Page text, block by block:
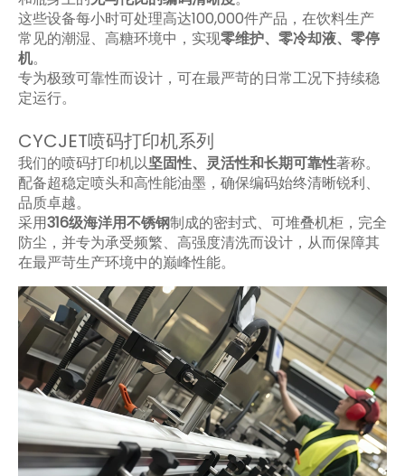
这些设备每小时可处理高达100,000件产品，在饮料生产
常见的潮湿、高糖环境中，实现零维护、零冷却液、零停
机。
专为极致可靠性而设计，可在最严苛的日常工况下持续稳
定运行。
CYCJET喷码打印机系列
我们的喷码打印机以坚固性、灵活性和长期可靠性著称。
配备超稳定喷头和高性能油墨，确保编码始终清晰锐利、
品质卓越。
采用316级海洋用不锈钢制成的密封式、可堆叠机柜，完全
防尘，并专为承受频繁、高强度清洗而设计，从而保障其
在最严苛生产环境中的巅峰性能。